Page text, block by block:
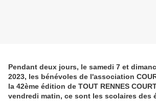
Pendant deux jours, le samedi 7 et
2023, les bénévoles de l'association
la 42ème édition de TOUT RENNES
vendredi matin, ce sont les scolaires des